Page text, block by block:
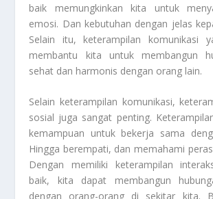
baik memungkinkan kita untuk
emosi. Dan kebutuhan dengan jelas
Selain itu, keterampilan komunikasi
membantu kita untuk membangun
sehat dan harmonis dengan orang lain.
Selain keterampilan komunikasi,
sosial juga sangat penting.
kemampuan untuk bekerja sama
Hingga berempati, dan memahami
Dengan memiliki keterampilan
baik, kita dapat membangun
dengan orang-orang di sekitar kita.